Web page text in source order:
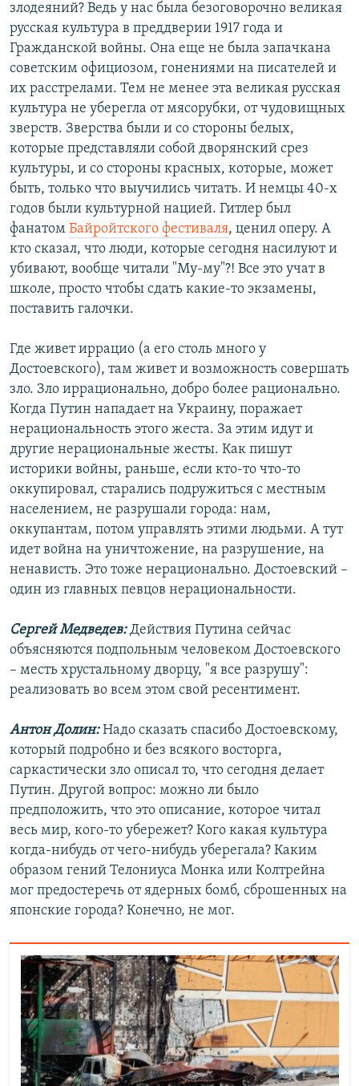
злодеяний? Ведь у нас была безоговорочно великая
русская культура в преддверии 1917 года и
Гражданской войны. Она еще не была запачкана
советским официозом, гонениями на писателей и
их расстрелами. Тем не менее эта великая русская
культура не уберегла от мясорубки, от чудовищных
зверств. Зверства были и со стороны белых,
которые представляли собой дворянский срез
культуры, и со стороны красных, которые, может
быть, только что выучились читать. И немцы 40-х
годов были культурной нацией. Гитлер был
фанатом Байройтского фестиваля, ценил оперу. А
кто сказал, что люди, которые сегодня насилуют и
убивают, вообще читали "Му-му"?! Все это учат в
школе, просто чтобы сдать какие-то экзамены,
поставить галочки.
Где живет иррацио (а его столь много у
Достоевского), там живет и возможность совершать
зло. Зло иррационально, добро более рационально.
Когда Путин нападает на Украину, поражает
нерациональность этого жеста. За этим идут и
другие нерациональные жесты. Как пишут
историки войны, раньше, если кто-то что-то
оккупировал, старались подружиться с местным
населением, не разрушали города: нам,
оккупантам, потом управлять этими людьми. А тут
идет война на уничтожение, на разрушение, на
ненависть. Это тоже нерационально. Достоевский –
один из главных певцов нерациональности.
Сергей Медведев:Действия Путина сейчас
объясняются подпольным человеком Достоевского
– месть хрустальному дворцу, "я все разрушу":
реализовать во всем этом свой ресентимент.
Антон Долин:Надо сказать спасибо Достоевскому,
который подробно и без всякого восторга,
саркастически зло описал то, что сегодня делает
Путин. Другой вопрос: можно ли было
предположить, что это описание, которое читал
весь мир, кого-то убережет? Кого какая культура
когда-нибудь от чего-нибудь уберегала? Каким
образом гений Телониуса Монка или Колтрейна
мог предостеречь от ядерных бомб, сброшенных на
японские города? Конечно, не мог.